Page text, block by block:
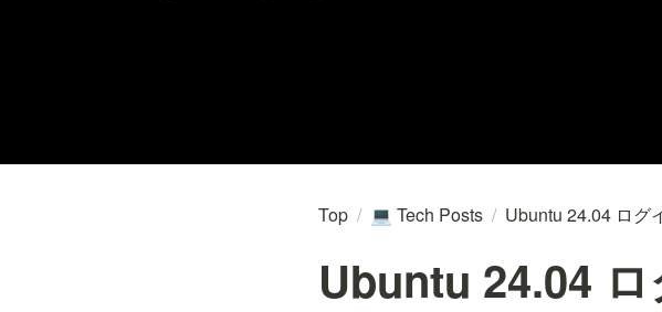
Top / 💻 Tech Posts / Ubuntu 24.04 ログ
Ubuntu 24.04